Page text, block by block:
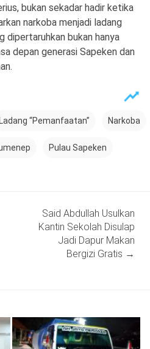
bukan sekadar hadir ketika
narkoba menjadi ladang
dipertaruhkan bukan hanya
depan generasi Sapeken dan
Ladang “Pemanfaatan” Narkoba
Pulau Sapeken
Said Abdullah Usulkan
Kantin Sekolah Disulap
Jadi Dapur Makan
Bergizi Gratis →